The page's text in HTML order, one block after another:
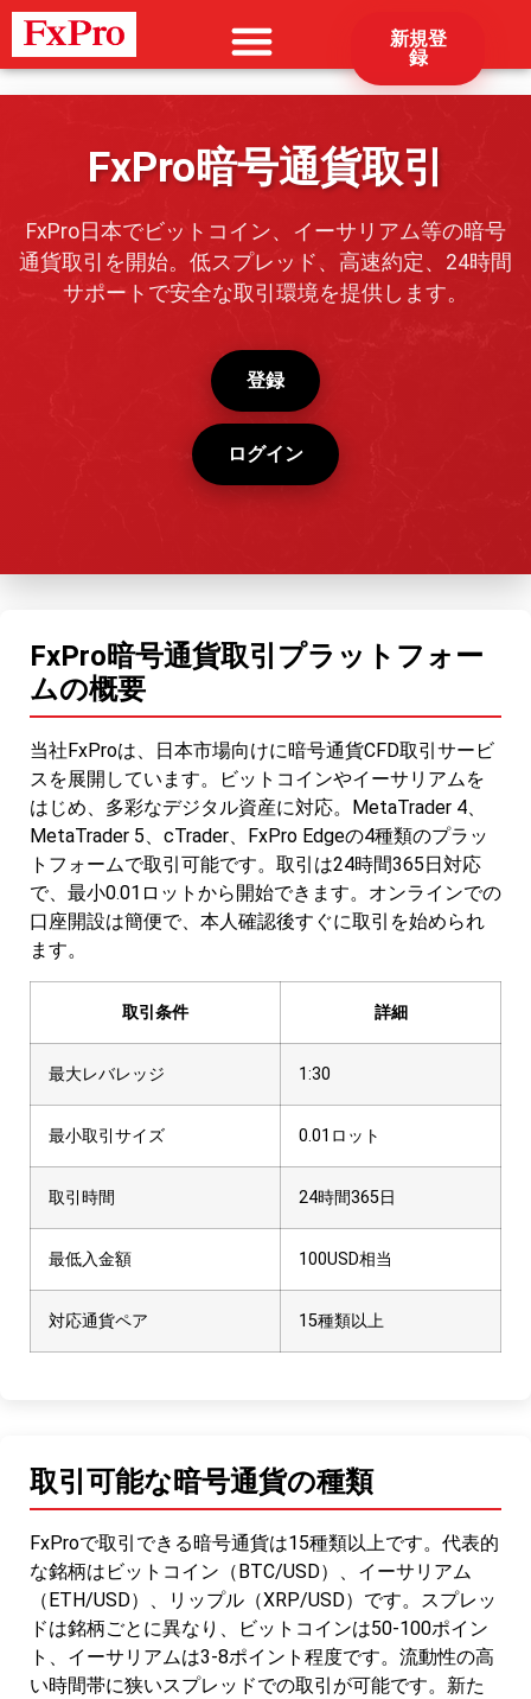
新規登
録
FxPro暗号通貨取引
FxPro日本でビットコイン、イーサリアム等の暗号
通貨取引を開始。低スプレッド、高速約定、24時間
サポートで安全な取引環境を提供します。
登録
ログイン
FxPro暗号通貨取引プラットフォー
ムの概要
当社FxProは、日本市場向けに暗号通貨CFD取引サービ
スを展開しています。ビットコインやイーサリアムを
はじめ、多彩なデジタル資産に対応。MetaTrader 4、
MetaTrader 5、cTrader、FxPro Edgeの4種類のプラッ
トフォームで取引可能です。取引は24時間365日対応
で、最小0.01ロットから開始できます。オンラインでの
口座開設は簡便で、本人確認後すぐに取引を始められ
ます。
取引条件 詳細
最大レバレッジ 1:30
最小取引サイズ 0.01ロット
取引時間 24時間365日
最低入金額 100USD相当
対応通貨ペア 15種類以上
取引可能な暗号通貨の種類
FxProで取引できる暗号通貨は15種類以上です。代表的
な銘柄はビットコイン（BTC/USD）、イーサリアム
（ETH/USD）、リップル（XRP/USD）です。スプレッ
ドは銘柄ごとに異なり、ビットコインは50-100ポイン
ト、イーサリアムは3-8ポイント程度です。流動性の高
い時間帯に狭いスプレッドでの取引が可能です。新た